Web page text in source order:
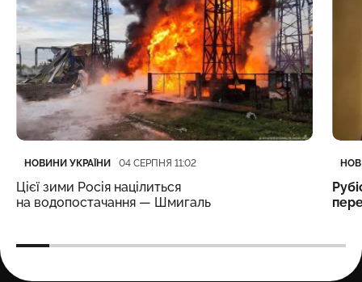
Категорія
НОВИНИ УКРАЇНИ
Дата публікації 04 СЕРПНЯ 11:02
Цієї зими Росія націлиться
на водопостачання — Шмигаль